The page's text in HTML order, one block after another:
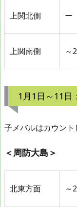
上関北側 ー
上関南側 ～
1月1日～11日
子メバルはカウント
＜周防大島＞
北東方面 ～